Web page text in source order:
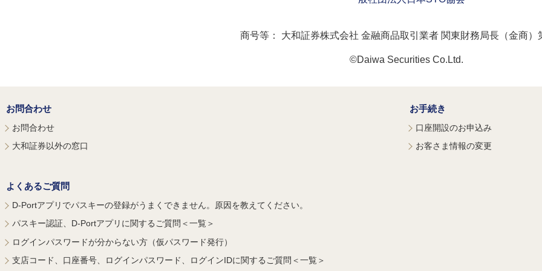
商号等： 大和証券株式会社 金融商品取引業者 関東財務局長（金商）
©Daiwa Securities Co.Ltd.
お問合わせ
お問合わせ
大和証券以外の窓口
お手続き
口座開設のお申込み
お客さま情報の変更
よくあるご質問
D-Portアプリでパスキーの登録がうまくできません。原因を教えてください。
パスキー認証、D-Portアプリに関するご質問＜一覧＞
ログインパスワードが分からない方（仮パスワード発行）
支店コード、口座番号、ログインパスワード、ログインIDに関するご質問＜一覧＞